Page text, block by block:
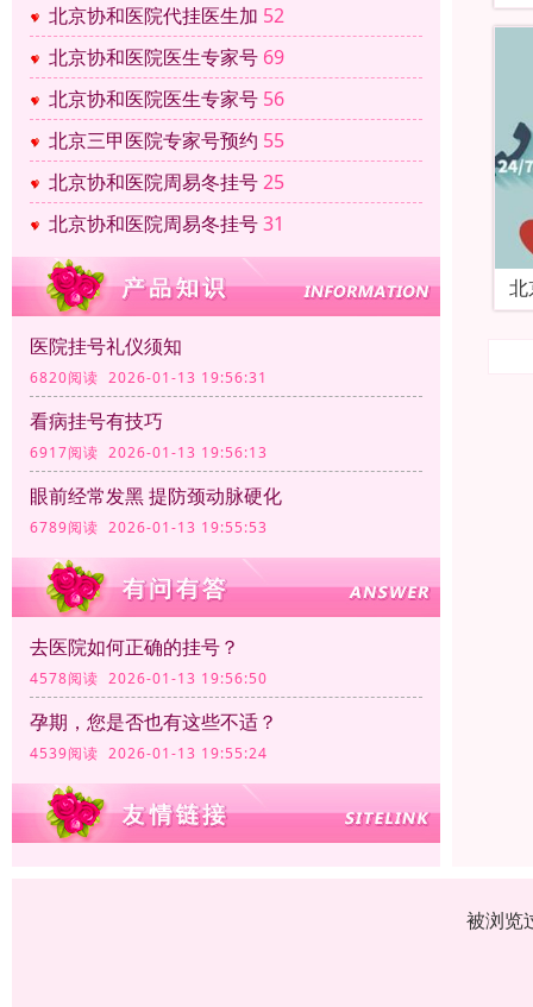
北京协和医院代挂医生加 52
北京协和医院医生专家号 69
北京协和医院医生专家号 56
北京三甲医院专家号预约 55
北京协和医院周易冬挂号25
北京协和医院周易冬挂号31
医院挂号礼仪须知
6820阅读 2026-01-13 19:56:31
看病挂号有技巧
6917阅读 2026-01-13 19:56:13
眼前经常发黑 提防颈动脉硬化
6789阅读 2026-01-13 19:55:53
去医院如何正确的挂号？
4578阅读 2026-01-13 19:56:50
孕期，您是否也有这些不适？
4539阅读 2026-01-13 19:55:24
北
被浏览